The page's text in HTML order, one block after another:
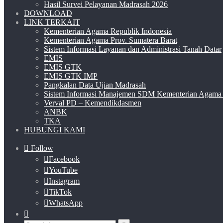
Hasil Survei Pelayanan Madrasah 2026
DOWNLOAD
LINK TERKAIT
Kementerian Agama Republik Indonesia
Kementerian Agama Prov. Sumatera Barat
Sistem Informasi Layanan dan Administrasi Tanah Datar
EMIS
EMIS GTK
EMIS GTK IMP
Pangkalan Data Ujian Madrasah
Sistem Informasi Manajemen SDM Kementerian
Verval PD – Kemendikdasmen
ANBK
TKA
HUBUNGI KAMI
Follow
Facebook
YouTube
Instagram
TikTok
WhatsApp
skin